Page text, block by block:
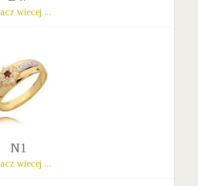
wiecej ...
N1
wiecej ...